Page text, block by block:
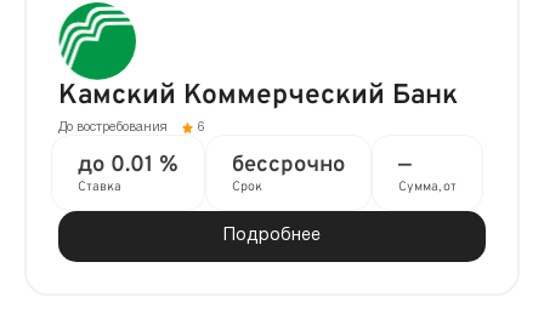
Камский Коммерческий Банк
До востребования 6
до 0.01 %
Ставка
бессрочно
Срок
—
Сумма, от
Подробнее